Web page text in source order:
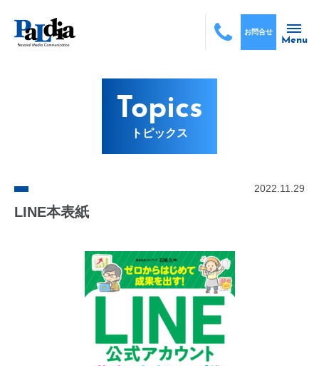
Menu
お問合せ
Topics
トピックス
2022.11.29
LINE本表紙